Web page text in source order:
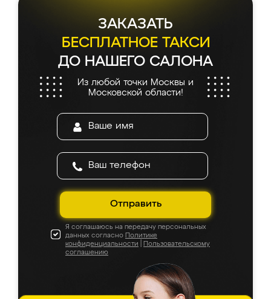
ЗАКАЗАТЬ
БЕСПЛАТНОЕ ТАКСИ
ДО НАШЕГО САЛОНА
Из любой точки Москвы и
Московской области!
Отправить
Я соглашаюсь на передачу персональных
данных согласно Политике
конфиденциальности
Пользовательскому
соглашению